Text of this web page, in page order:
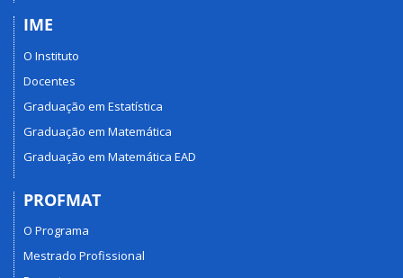
IME
O Instituto
Docentes
Graduação em Estatística
Graduação em Matemática
Graduação em Matemática EAD
PROFMAT
O Programa
Mestrado Profissional